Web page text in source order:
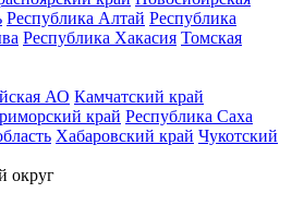
Республика Алтай Республика
Республика Хакасия Томская
АО Камчатский край
край Республика Саха
Хабаровский край Чукотский
округ